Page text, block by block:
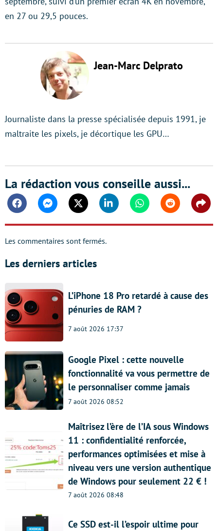
en 27 ou 29,5 pouces.
Jean-Marc Delprato
Journaliste dans la presse spécialisée depuis 1991, je
maltraite les pixels, je décortique les GPU…
La rédaction vous conseille aussi...
FacebookMessengerTwitter Linkedin WhatsappReddit
Les commentaires sont fermés.
Les derniers articles
L’iPhone 18 Pro retardé à cause des
pénuries de RAM ?
7 août 2026 17:37
Google Pixel : cette nouvelle
fonctionnalité va vous permettre de
le personnaliser comme jamais
7 août 2026 08:52
Maîtrisez l’ère de l’IA sous Windows
11 : confidentialité renforcée,
performances optimisées et mise à
niveau vers une version authentique
de Windows pour seulement 22 € !
7 août 2026 08:48
Ce SSD est-il l’espoir ultime pour